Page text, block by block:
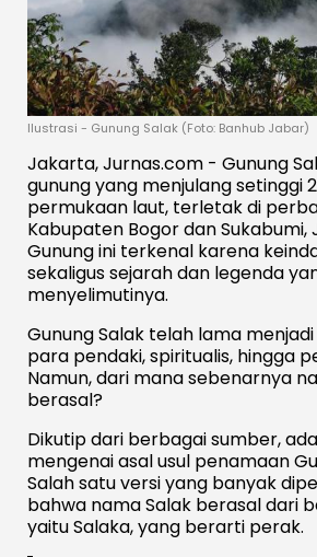
Ilustrasi - Gunung Salak (Foto: Banhub Jabar)
Jakarta, Jurnas.com - Gunung
gunung yang menjulang setinggi
permukaan laut, terletak di
Kabupaten Bogor dan Sukabumi,
Gunung ini terkenal karena
sekaligus sejarah dan legenda
menyelimutinya.
Gunung Salak telah lama
para pendaki, spiritualis, hingga
Namun, dari mana sebenarnya
berasal?
Dikutip dari berbagai sumber,
mengenai asal usul penamaan
Salah satu versi yang banyak
bahwa nama Salak berasal dari
yaitu Salaka, yang berarti perak.